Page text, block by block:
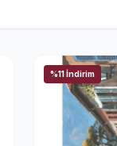
%11 İndirim